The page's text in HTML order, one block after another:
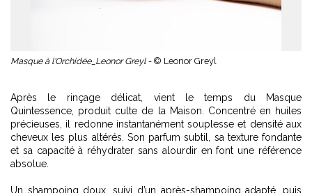
Masque à l'Orchidée_Leonor Greyl - © Leonor Greyl
Après le rinçage délicat, vient le temps du Masque
Quintessence, produit culte de la Maison. Concentré en huiles
précieuses, il redonne instantanément souplesse et densité aux
cheveux les plus altérés. Son parfum subtil, sa texture fondante
et sa capacité à réhydrater sans alourdir en font une référence
absolue.
Un shampoing doux, suivi d’un après-shampoing adapté, puis